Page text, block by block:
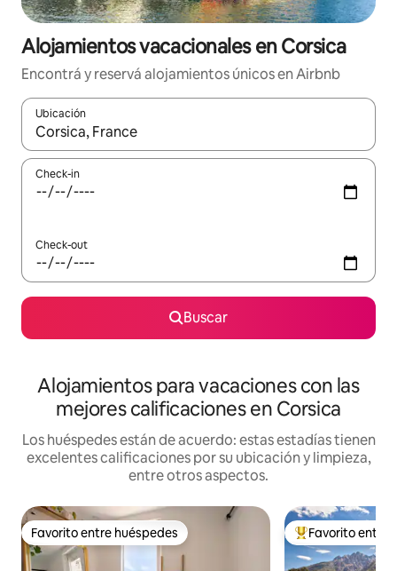
Alojamientos vacacionales en Corsica
Encontrá y reservá alojamientos únicos en Airbnb
Ubicación
Cuando los resultados estén disponibles, navegá con las
Check-in
Check-out
Buscar
Alojamientos para vacaciones con las
mejores calificaciones en Corsica
Los huéspedes están de acuerdo: estas estadías tienen
excelentes calificaciones por su ubicación y limpieza,
entre otros aspectos.
Favorito entre huéspedes
Favorito entre huéspedes Favorito entre
Favorito entre